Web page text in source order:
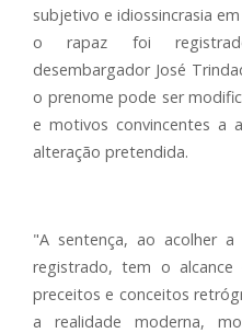
subjetivo e idiossincrasia
o rapaz foi
desembargador José
o prenome pode ser
e motivos convincentes a
alteração pretendida.
"A sentença, ao acolher
registrado, tem o
preceitos e conceitos
a realidade moderna,